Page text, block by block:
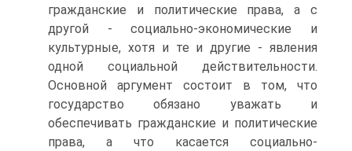
гражданские и политические права, а с
другой - социально-экономические и
культурные, хотя и те и другие - явления
одной социальной действительности.
Основной аргумент состоит в том, что
государство обязано уважать и
обеспечивать гражданские и политические
права, а что касается социально-